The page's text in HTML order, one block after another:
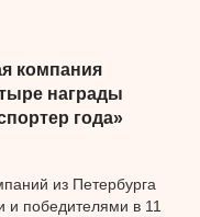
компания
награды
года»
из Петербурга
и победителями в 11